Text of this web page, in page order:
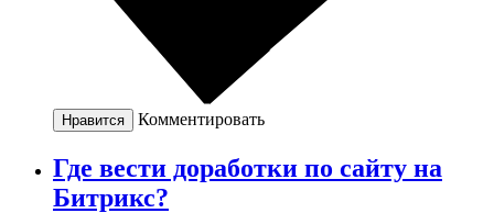
Нравится Комментировать
Где вести доработки по сайту на
Битрикс?